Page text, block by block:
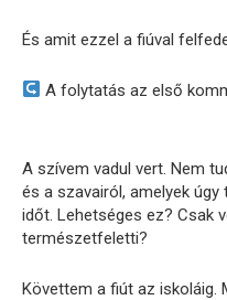
És amit ezzel a fiúval
A folytatás az első
A szívem vadul vert. Nem
és a szavairól, amelyek
időt. Lehetséges ez? Csak
természetfeletti?
Követtem a fiút az iskoláig.